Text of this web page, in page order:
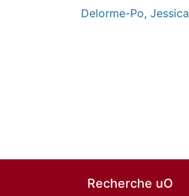
Delorme-Po, Jessica
Recherche uO